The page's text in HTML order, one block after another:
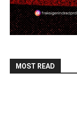
MOST READ